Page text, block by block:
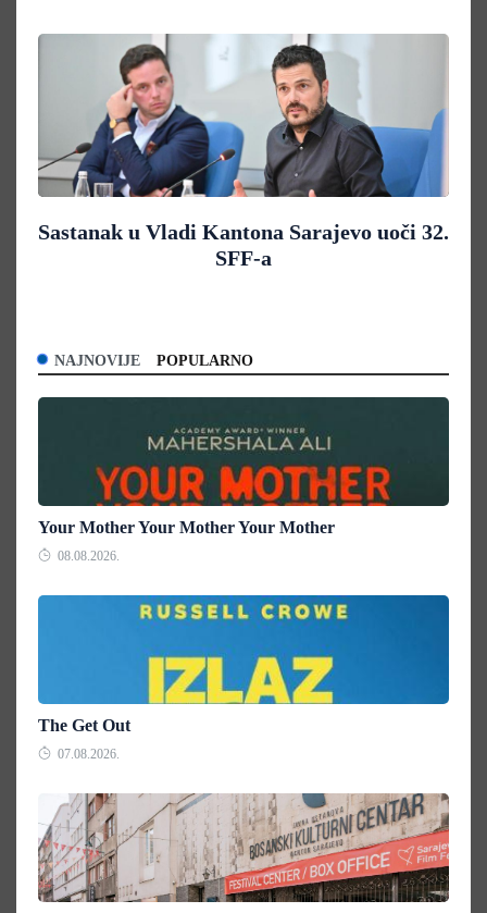
Sastanak u Vladi Kantona Sarajevo uoči 32.
SFF-a
NAJNOVIJE POPULARNO
Your Mother Your Mother Your Mother
08.08.2026.
The Get Out
07.08.2026.